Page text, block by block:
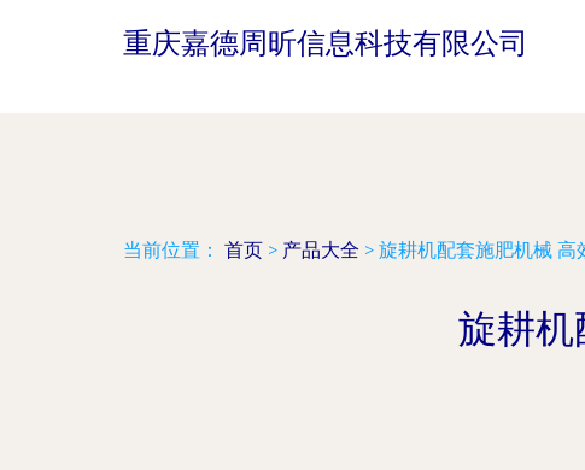
重庆嘉德周昕信息科技有限公司
当前位置： 首页 > 产品大全 > 旋耕机配套施肥机械 高
旋耕机